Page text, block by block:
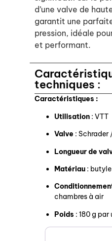
d’une valve de
garantit une
pression, idéale
et performant.
techniques :
Caractéristiques :
Utilisation : VTT
Valve : Schrader
Longueur de
Matériau :
chambres à air
Poids : 180 g par